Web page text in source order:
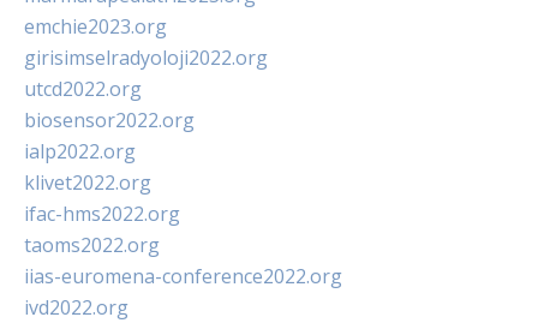
emchie2023.org
girisimselradyoloji2022.org
utcd2022.org
biosensor2022.org
ialp2022.org
klivet2022.org
ifac-hms2022.org
taoms2022.org
iias-euromena-conference2022.org
ivd2022.org